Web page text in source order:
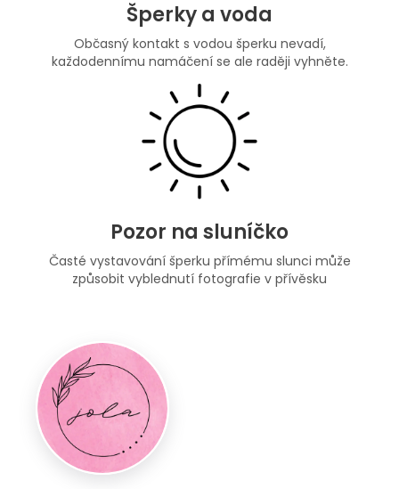
Šperky a voda
Občasný kontakt s vodou šperku nevadí,
každodennímu namáčení se ale raději vyhněte.
Pozor na sluníčko
Časté vystavování šperku přímému slunci může
způsobit vyblednutí fotografie v přívěsku